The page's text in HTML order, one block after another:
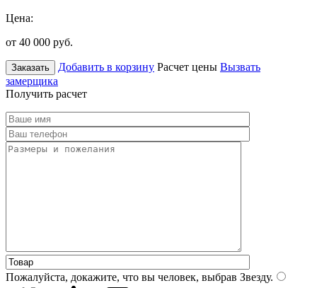
Цена:
от 40 000 руб.
Заказать Добавить в корзину Расчет цены Вызвать
замерщика
Получить расчет
Пожалуйста, докажите, что вы человек, выбрав Звезду.